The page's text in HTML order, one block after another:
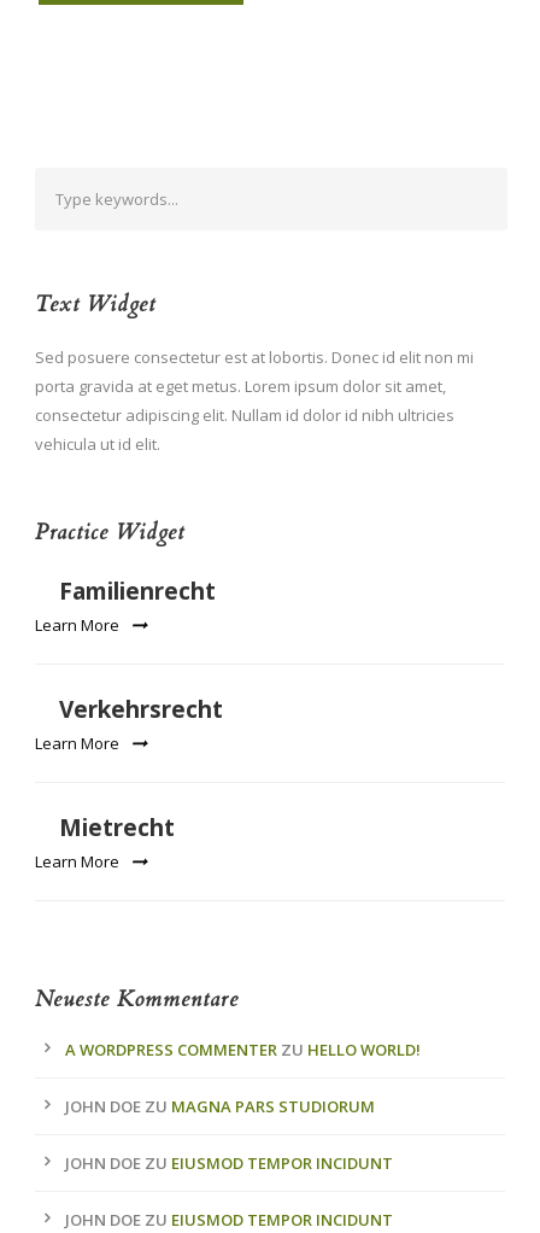
Text Widget
Sed posuere consectetur est at lobortis. Donec id elit non mi
porta gravida at eget metus. Lorem ipsum dolor sit amet,
consectetur adipiscing elit. Nullam id dolor id nibh ultricies
vehicula ut id elit.
Practice Widget
Familienrecht
Learn More
Verkehrsrecht
Learn More
Mietrecht
Learn More
Neueste Kommentare
A WORDPRESS COMMENTER ZU HELLO WORLD!
JOHN DOE ZU MAGNA PARS STUDIORUM
JOHN DOE ZU EIUSMOD TEMPOR INCIDUNT
JOHN DOE ZU EIUSMOD TEMPOR INCIDUNT